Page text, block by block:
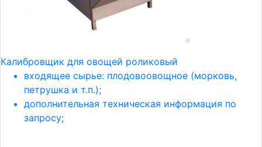
Калибровщик для овощей роликовый
входящее сырье: плодовоовощное (морковь,
петрушка и т.п.);
дополнительная техническая информация по
запросу;